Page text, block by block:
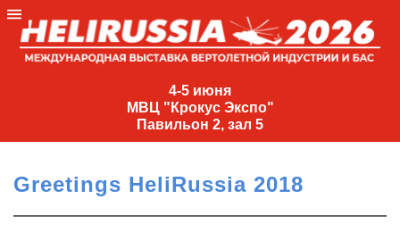
4-5 июня
МВЦ "Крокус Экспо"
Павильон 2, зал 5
4-
МВЦ
Экспо"
Павильон
Greetings HeliRussia 2018